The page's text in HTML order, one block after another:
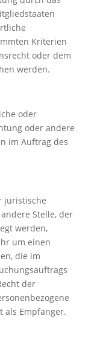
Kriterien
oder dem
werden.
oder
oder andere
im Auftrag des
juristische
Stelle, der
werden,
um einen
die im
der
als Empfänger.